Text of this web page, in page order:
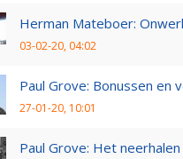
Herman Mateboer:
03-02-20, 04:02
Paul Grove: Bonussen en
27-01-20, 10:01
Paul Grove: Het neerhalen